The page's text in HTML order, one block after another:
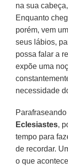
na sua
Enquanto
porém, vem
seus lábios,
possa falar a
expõe uma
necessidade
Eclesiastes,
tempo para
de recordar.
o que